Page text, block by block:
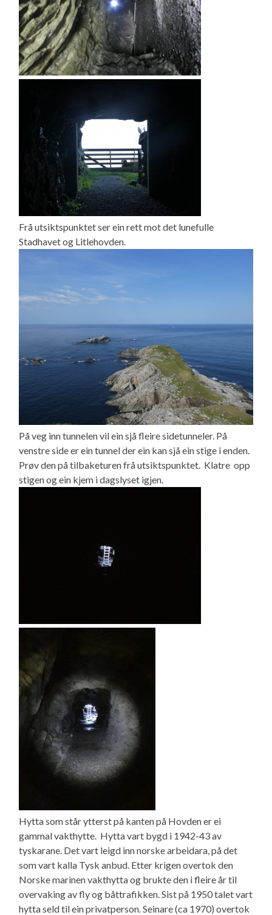
Frå utsiktspunktet ser ein rett mot det lunefulle
Stadhavet og Litlehovden.
På veg inn tunnelen vil ein sjå fleire sidetunneler. På
venstre side er ein tunnel der ein kan sjå ein stige i enden.
Prøv den på tilbaketuren frå utsiktspunktet. Klatre opp
stigen og ein kjem i dagslyset igjen.
Hytta som står ytterst på kanten på Hovden er ei
gammal vakthytte. Hytta vart bygd i 1942-43 av
tyskarane. Det vart leigd inn norske arbeidara, på det
som vart kalla Tysk anbud. Etter krigen overtok den
Norske marinen vakthytta og brukte den i fleire år til
overvaking av fly og båttrafikken. Sist på 1950 talet vart
hytta seld til ein privatperson. Seinare (ca 1970) overtok